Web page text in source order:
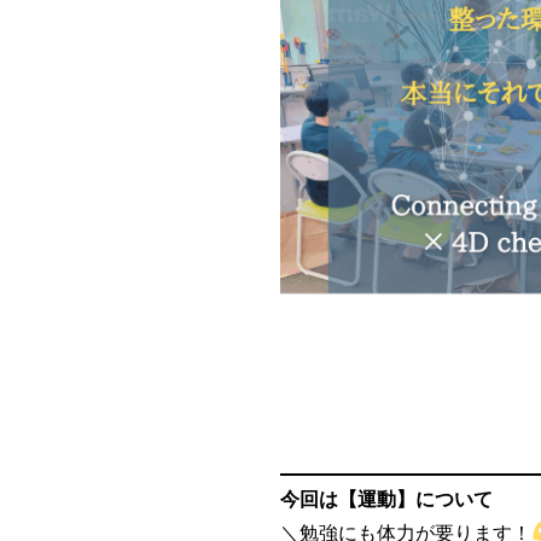
今回は【運動】について
＼勉強にも体力が要ります！